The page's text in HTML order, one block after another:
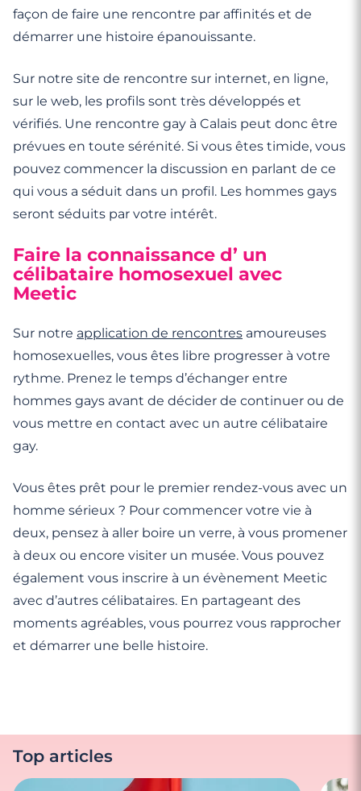
façon de faire une rencontre par affinités et de
démarrer une histoire épanouissante.
Sur notre site de rencontre sur internet, en ligne,
sur le web, les profils sont très développés et
vérifiés. Une rencontre gay à Calais peut donc être
prévues en toute sérénité. Si vous êtes timide, vous
pouvez commencer la discussion en parlant de ce
qui vous a séduit dans un profil. Les hommes gays
seront séduits par votre intérêt.
Faire la connaissance d’ un
célibataire homosexuel avec
Meetic
Sur notre application de rencontres amoureuses
homosexuelles, vous êtes libre progresser à votre
rythme. Prenez le temps d’échanger entre
hommes gays avant de décider de continuer ou de
vous mettre en contact avec un autre célibataire
gay.
Vous êtes prêt pour le premier rendez-vous avec un
homme sérieux ? Pour commencer votre vie à
deux, pensez à aller boire un verre, à vous promener
à deux ou encore visiter un musée. Vous pouvez
également vous inscrire à un évènement Meetic
avec d’autres célibataires. En partageant des
moments agréables, vous pourrez vous rapprocher
et démarrer une belle histoire.
Top articles